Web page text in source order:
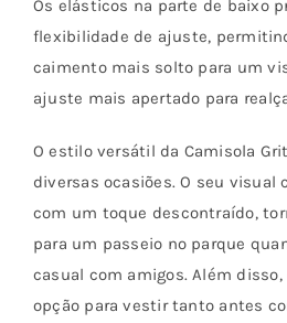
Os elásticos na parte de baixo
flexibilidade de ajuste,
caimento mais solto para um
ajuste mais apertado para
O estilo versátil da Camisola
diversas ocasiões. O seu visual
com um toque descontraído,
para um passeio no parque
casual com amigos. Além
opção para vestir tanto antes